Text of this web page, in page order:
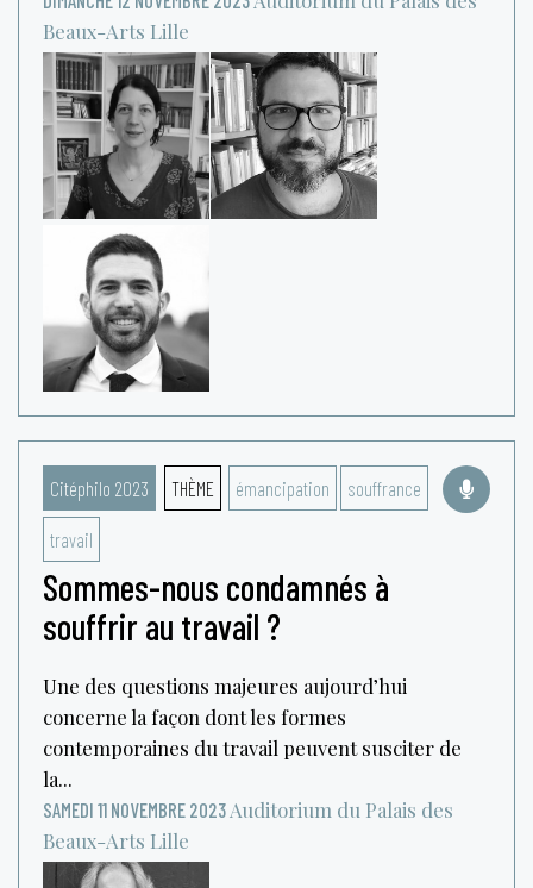
Beaux-Arts Lille
Citéphilo 2023 THÈME émancipation souffrance
travail
Sommes-nous condamnés à
souffrir au travail ?
Une des questions majeures aujourd’hui
concerne la façon dont les formes
contemporaines du travail peuvent susciter de
la...
SAMEDI 11 NOVEMBRE 2023 Auditorium du Palais des
Beaux-Arts Lille